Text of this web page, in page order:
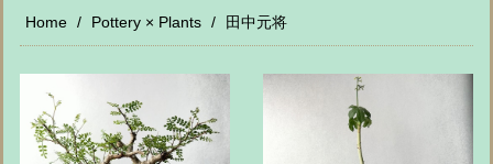
Home Pottery × Plants 田中元将